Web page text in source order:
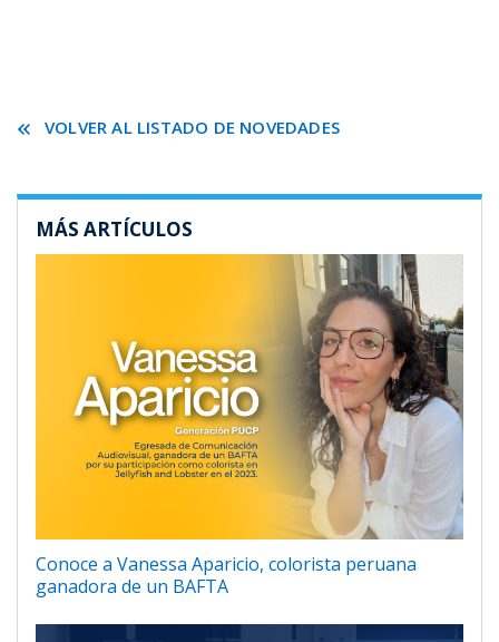
VOLVER AL LISTADO DE NOVEDADES
MÁS ARTÍCULOS
Conoce a Vanessa Aparicio, colorista peruana
ganadora de un BAFTA